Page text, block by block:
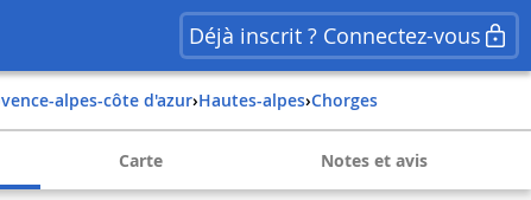
Déjà inscrit ? Connectez-vous
alpes-côte d'azur› hautes-alpes› chorges
Carte Notes et avis